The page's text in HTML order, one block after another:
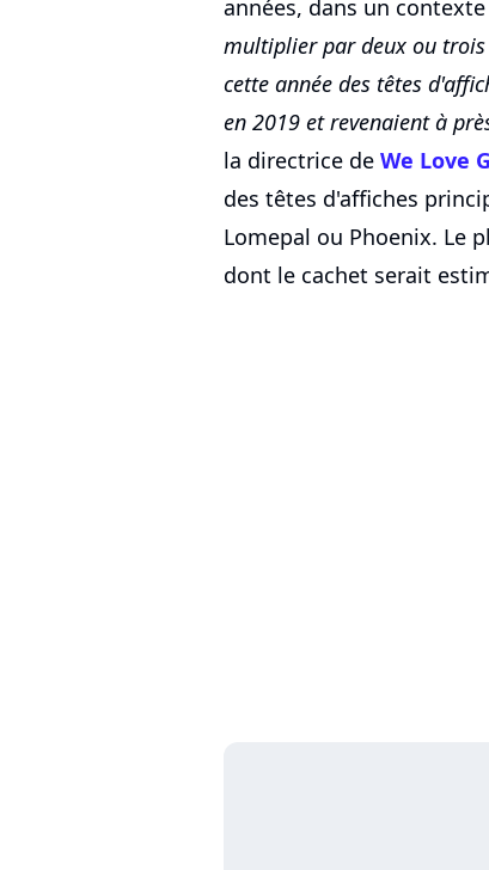
années, dans un
multiplier par deux ou trois
cette année des têtes
en 2019 et revenaient à
la directrice de We Love
des têtes d'affiches
Lomepal ou Phoenix. Le
dont le cachet serait